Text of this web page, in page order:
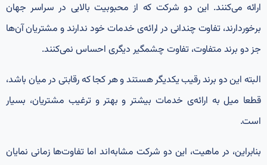
ارائه می‌کنند. این دو شرکت که از محبوبیت بالایی در سراسر جهان
برخوردارند، تفاوت چندانی در ارائه‌ی خدمات خود ندارند و مشتریان آن‌ها
جز دو برند متفاوت، تفاوت چشمگیر دیگری احساس نمی‌کنند.
البته این دو برند رقیب یکدیگر هستند و هر کجا که رقابتی در میان باشد،
قطعا میل به ارائه‌ی خدمات بیشتر و بهتر و ترغیب مشتریان، بسیار
است.
بنابراین، در ماهیت، این دو شرکت مشابه‌اند اما تفاوت‌ها زمانی نمایان